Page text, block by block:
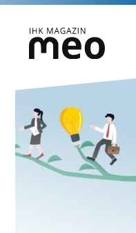
IHK Magazin meo